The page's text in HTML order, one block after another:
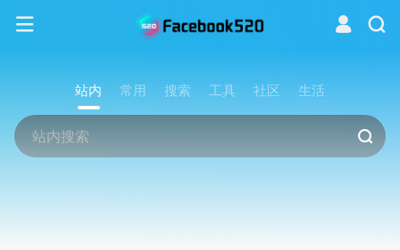
站内 常用 搜索 工具 社区 生活